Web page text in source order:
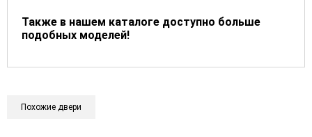
Также в нашем каталоге доступно больше
подобных моделей!
Похожие двери